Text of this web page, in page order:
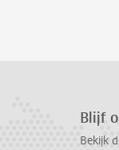
Blijf
Bekijk